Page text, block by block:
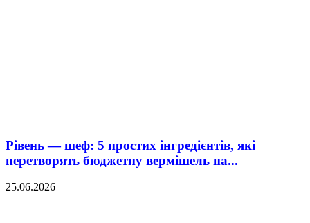
Рівень — шеф: 5 простих інгредієнтів, які
перетворять бюджетну вермішель на...
25.06.2026